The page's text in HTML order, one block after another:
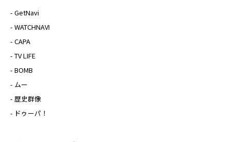
- GetNavi
- WATCHNAVI
- CAPA
- TV LIFE
- BOMB
- ムー
- 歴史群像
- ドゥーパ！